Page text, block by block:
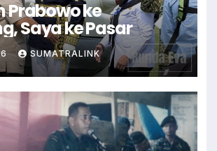
Prabowo ke
Saya ke Pasar
SUMATRALINK